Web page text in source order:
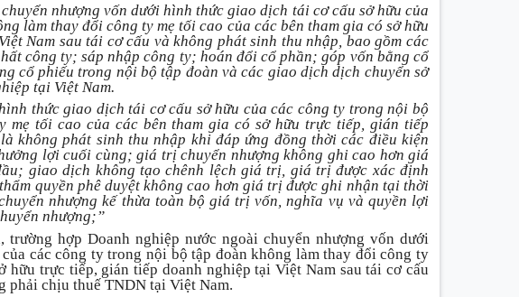
nhượng vốn dưới hình thức giao dịch tái cơ cấu sở hữu của
làm thay đổi công ty mẹ tối cao của các bên tham gia có sở hữu
Nam sau tái cơ cấu và không phát sinh thu nhập, bao gồm các
công ty; sáp nhập công ty; hoán đổi cổ phần; góp vốn bằng cổ
cổ phiếu trong nội bộ tập đoàn và các giao dịch dịch chuyển sở
tại Việt Nam.
thức giao dịch tái cơ cấu sở hữu của các công ty trong nội bộ
mẹ tối cao của các bên tham gia có sở hữu trực tiếp, gián tiếp
không phát sinh thu nhập khi đáp ứng đồng thời các điều kiện
lợi cuối cùng; giá trị chuyển nhượng không ghi cao hơn giá
giao dịch không tạo chênh lệch giá trị, giá trị được xác định
quyền phê duyệt không cao hơn giá trị được ghi nhận tại thời
nhượng kế thừa toàn bộ giá trị vốn, nghĩa vụ và quyền lợi
nhượng;”
trường hợp Doanh nghiệp nước ngoài chuyển nhượng vốn dưới
các công ty trong nội bộ tập đoàn không làm thay đổi công ty
hữu trực tiếp, gián tiếp doanh nghiệp tại Việt Nam sau tái cơ cấu
phải chịu thuế TNDN tại Việt Nam.